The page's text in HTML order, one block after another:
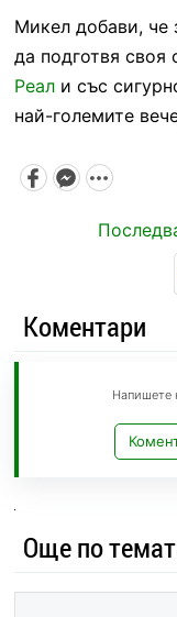
Микел добави, че
да подготвя своя
Реали със
най-големите
Коментари
Напишете
Още по